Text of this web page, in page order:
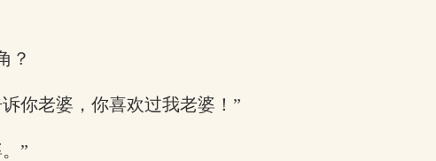
？
你老婆，你喜欢过我老婆！”
”